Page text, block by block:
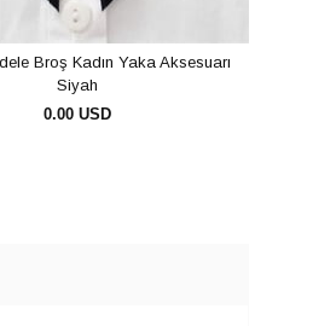
Broş Kadın Yaka Aksesuarı
Siyah
0.00 USD